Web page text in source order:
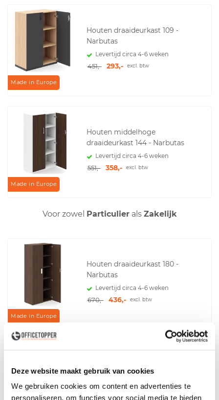
Deze website maakt gebruik van cookies
We gebruiken cookies om content en advertenties te
personaliseren, om functies voor social media te bieden
Made in Europe
Houten draaideurkast 109 -
Narbutas
Levertijd circa 4-6 weken
451,- 293,- excl. btw
Made in Europe
Houten middelhoge
draaideurkast 144 - Narbutas
Levertijd circa 4-6 weken
551,- 358,- excl. btw
Voor zowel Particulierals Zakelijk
Made in Europe
Houten draaideurkast 180 -
Narbutas
Levertijd circa 4-6 weken
670,- 436,- excl. btw
Narbutas
Levertijd circa 4-6 weken